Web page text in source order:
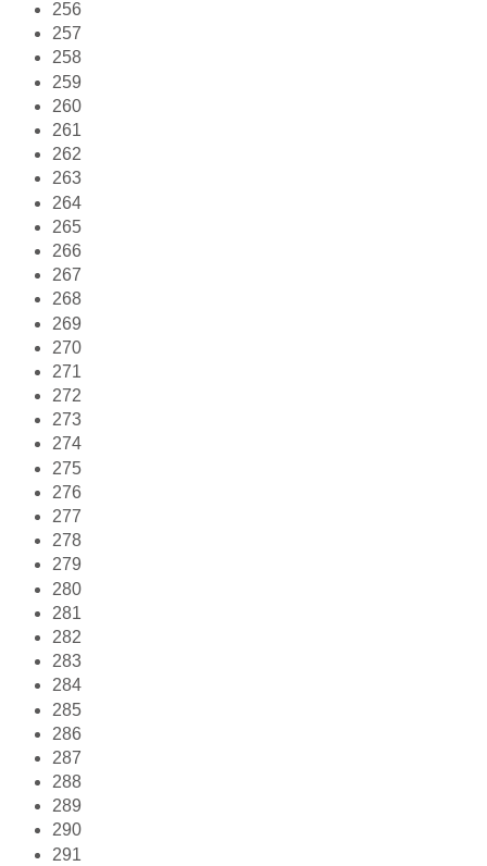
256
257
258
259
260
261
262
263
264
265
266
267
268
269
270
271
272
273
274
275
276
277
278
279
280
281
282
283
284
285
286
287
288
289
290
291